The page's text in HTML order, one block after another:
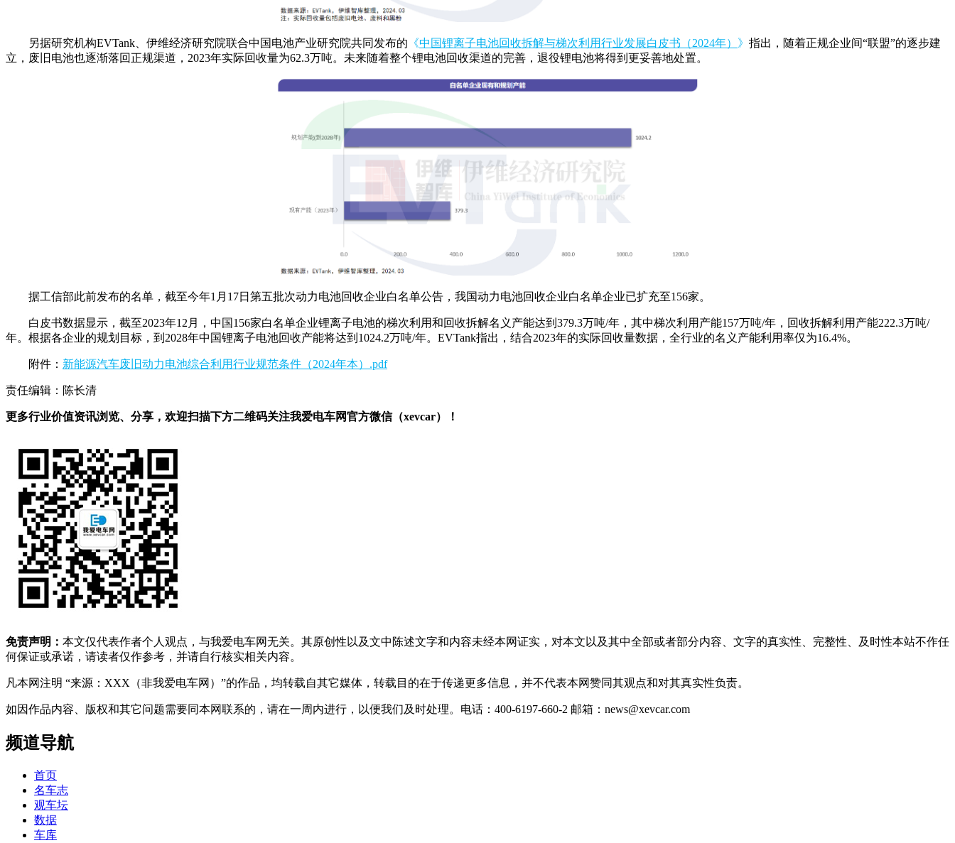
另据研究机构EVTank、伊维经济研究院联合中国电池产业研究院共同发布的 《中国锂离子电池回收拆解与梯次利用行业发展白皮书（2024年） 》 指出，随着正规企业间“联盟”的逐步建
立，废旧电池也逐渐落回正规渠道，2023年实际回收量为62.3万吨。未来随着整个锂电池回收渠道的完善，退役锂电池将得到更妥善地处置。
据工信部此前发布的名单，截至今年1月17日第五批次动力电池回收企业白名单公告，我国动力电池回收企业白名单企业已扩充至156家。
白皮书数据显示，截至2023年12月，中国156家白名单企业锂离子电池的梯次利用和回收拆解名义产能达到379.3万吨/年，其中梯次利用产能157万吨/年，回收拆解利用产能222.3万吨/
年。根据各企业的规划目标，到2028年中国锂离子电池回收产能将达到1024.2万吨/年。EVTank指出，结合2023年的实际回收量数据，全行业的名义产能利用率仅为16.4%。
附件： 新能源汽车废旧动力电池综合利用行业规范条件（2024年本）.pdf
责任编辑：陈长清
更多行业价值资讯浏览、分享，欢迎扫描下方二维码关注我爱电车网官方微信（xevcar）！
免责声明： 本文仅代表作者个人观点，与我爱电车网无关。其原创性以及文中陈述文字和内容未经本网证实，对本文以及其中全部或者部分内容、文字的真实性、完整性、及时性本站不作任
何保证或承诺，请读者仅作参考，并请自行核实相关内容。
凡本网注明 “来源：XXX（非我爱电车网）”的作品，均转载自其它媒体，转载目的在于传递更多信息，并不代表本网赞同其观点和对其真实性负责。
如因作品内容、版权和其它问题需要同本网联系的，请在一周内进行，以便我们及时处理。电话：400-6197-660-2 邮箱：news@xevcar.com
频道导航
首页
名车志
观车坛
数据
车库